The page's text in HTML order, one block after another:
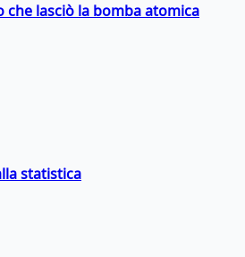
che lasciò la bomba atomica
statistica